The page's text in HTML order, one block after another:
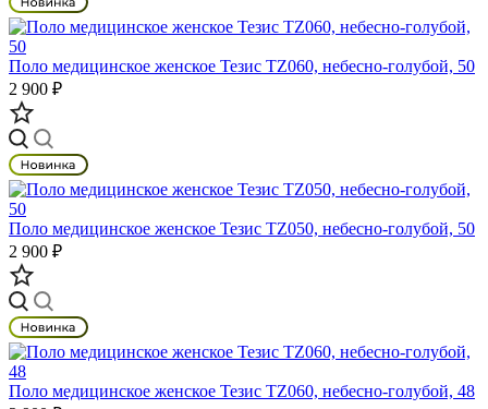
Поло медицинское женское Тезис TZ060, небесно-голубой, 50
2 900 ₽
Поло медицинское женское Тезис TZ050, небесно-голубой, 50
2 900 ₽
Поло медицинское женское Тезис TZ060, небесно-голубой, 48